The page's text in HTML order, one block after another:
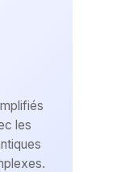
les